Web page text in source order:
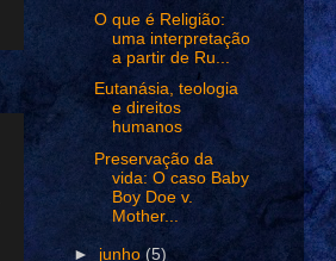
O que é Religião:
uma interpretação
a partir de Ru...
Eutanásia, teologia
e direitos
humanos
Preservação da
vida: O caso Baby
Boy Doe v.
Mother...
► junho(5)